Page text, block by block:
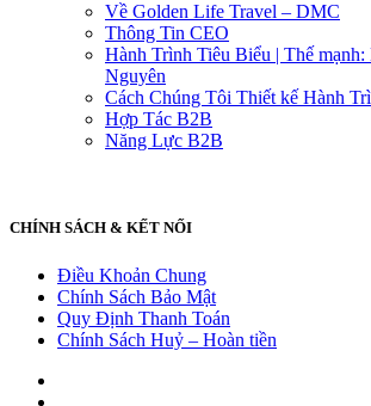
Về Golden Life Travel – DMC
Thông Tin CEO
Hành Trình Tiêu Biểu | Thế
Nguyên
Cách Chúng Tôi Thiết kế Hành
Hợp Tác B2B
Năng Lực B2B
CHÍNH SÁCH & KẾT NỐI
Điều Khoản Chung
Chính Sách Bảo Mật
Quy Định Thanh Toán
Chính Sách Huỷ – Hoàn tiền